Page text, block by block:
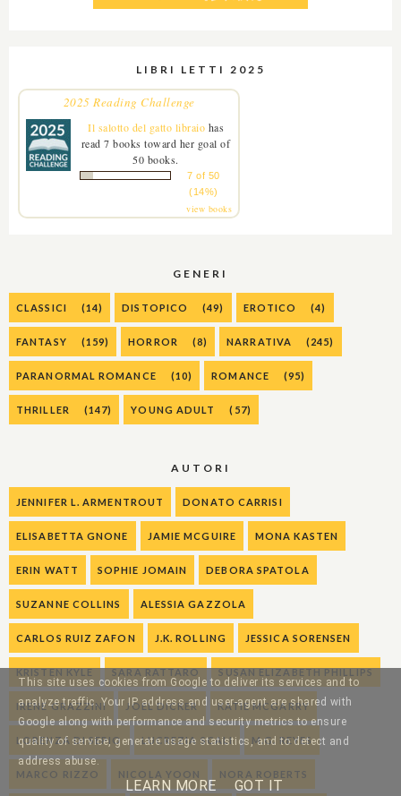
LIBRI LETTI 2025
2025 Reading Challenge
Il salotto del gatto libraio has
read 7 books toward her goal of
50 books.
7 of 50
(14%)
view books
GENERI
CLASSICI (14) DISTOPICO (49) EROTICO (4)
FANTASY (159) HORROR (8) NARRATIVA (245)
PARANORMAL ROMANCE (10) ROMANCE (95)
THRILLER (147) YOUNG ADULT (57)
AUTORI
JENNIFER L. ARMENTROUT DONATO CARRISI
ELISABETTA GNONE JAMIE MCGUIRE MONA KASTEN
ERIN WATT SOPHIE JOMAIN DEBORA SPATOLA
SUZANNE COLLINS ALESSIA GAZZOLA
CARLOS RUIZ ZAFON J.K. ROLLING JESSICA SORENSEN
KRISTEN KYLE SARA RATTARO SUSAN ELIZABETH PHILLIPS
IRENE GRAZZINI JOEL DICKER KATIE MCGARRY
LORENZA DI SEPIO LUCREZIA SCALI M.G. REYES
MARCO RIZZO NICOLA YOON NORA ROBERTS
This site uses cookies from Google to deliver its services and to
analyze traffic. Your IP address and user-agent are shared with
Google along with performance and security metrics to ensure
quality of service, generate usage statistics, and to detect and
address abuse.
LEARN MORE GOT IT